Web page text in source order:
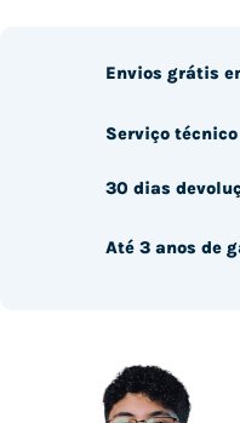
Envios grátis
Serviço
30 dias
Até 3 anos de